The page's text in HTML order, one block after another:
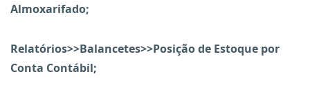
Almoxarifado;
Relatórios>>Balancetes>>Posição de Estoque por
Conta Contábil;